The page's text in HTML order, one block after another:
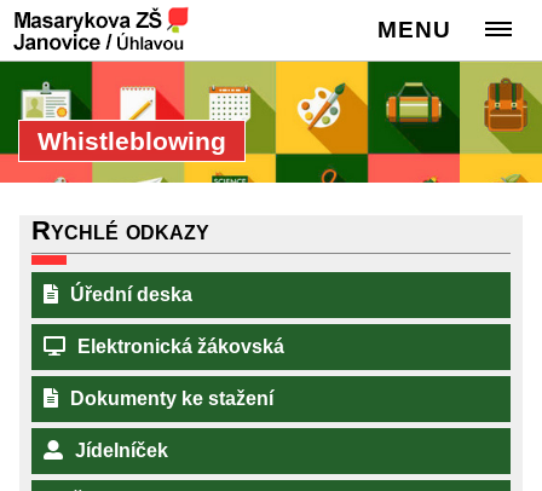
MENU
Whistleblowing
Rychlé odkazy
Úřední deska
Elektronická žákovská
Dokumenty ke stažení
Jídelníček